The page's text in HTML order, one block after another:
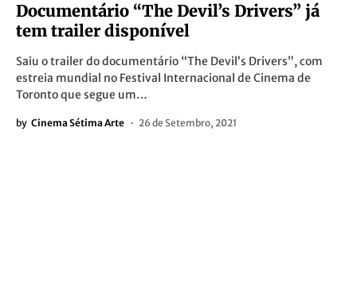
Documentário “The Devil’s Drivers” já
tem trailer disponível
Saiu o trailer do documentário “The Devil’s Drivers”, com
estreia mundial no Festival Internacional de Cinema de
Toronto que segue um…
by Cinema Sétima Arte 26 de Setembro, 2021